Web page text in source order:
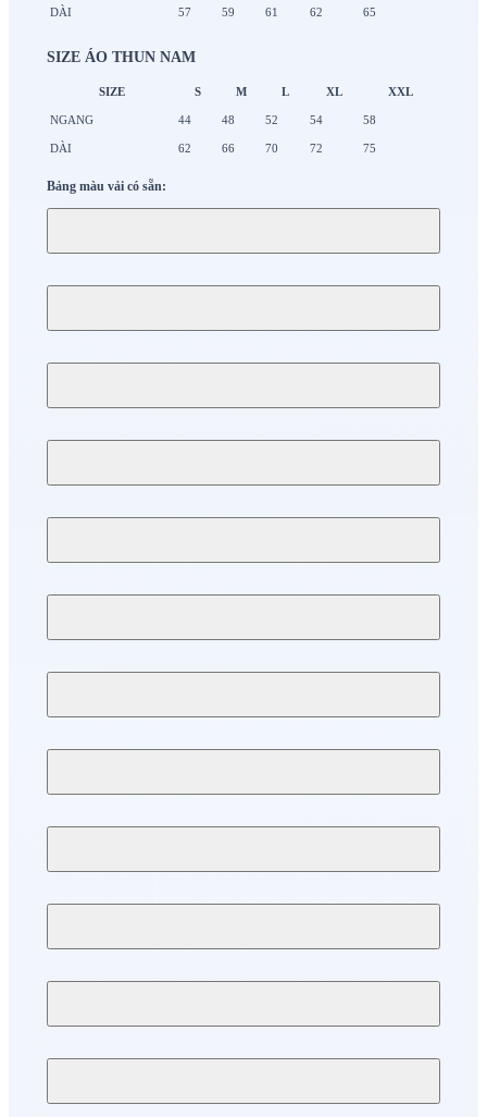
DÀI 57 59 61 62 65
SIZE ÁO THUN NAM
SIZE S M L XL XXL
NGANG 44 48 52 54 58
DÀI 62 66 70 72 75
Bảng màu vải có sẵn: